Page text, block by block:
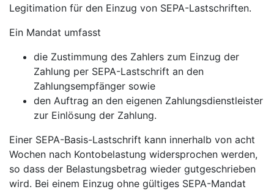
Legitimation für den Einzug von SEPA-Lastschriften.
Ein Mandat umfasst
die Zustimmung des Zahlers zum Einzug der
Zahlung per SEPA-Lastschrift an den
Zahlungsempfänger sowie
den Auftrag an den eigenen Zahlungsdienstleister
zur Einlösung der Zahlung.
Einer SEPA-Basis-Lastschrift kann innerhalb von acht
Wochen nach Kontobelastung widersprochen werden,
so dass der Belastungsbetrag wieder gutgeschrieben
wird. Bei einem Einzug ohne gültiges SEPA-Mandat